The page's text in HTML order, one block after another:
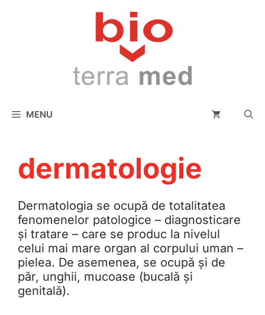
MENU
dermatologie
Dermatologia se ocupă de totalitatea
fenomenelor patologice – diagnosticare
și tratare – care se produc la nivelul
celui mai mare organ al corpului uman –
pielea. De asemenea, se ocupă și de
păr, unghii, mucoase (bucală și
genitală).